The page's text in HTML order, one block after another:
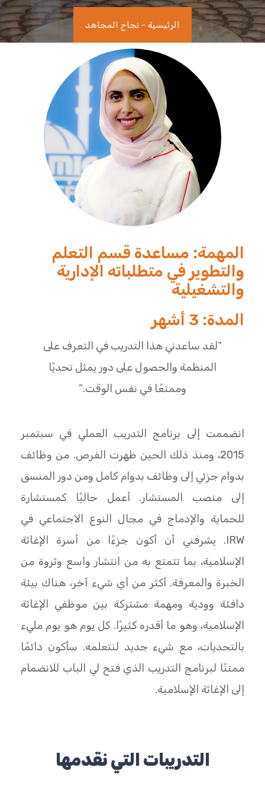
الرئيسية - نجاح المجاهد
المهمة: مساعدة قسم التعلم
والتطوير في متطلباته الإدارية
والتشغيلية
المدة: 3 أشهر
“لقد ساعدني هذا التدريب في التعرف على
المنظمة والحصول على دور يمثل تحديًا
وممتعًا في نفس الوقت.”
انضممت إلى برنامج التدريب العملي في سبتمبر
2015، ومنذ ذلك الحين ظهرت الفرص. من وظائف
بدوام جزئي إلى وظائف بدوام كامل ومن دور المنسق
إلى منصب المستشار. أعمل حاليًا كمستشارة
للحماية والإدماج في مجال النوع الاجتماعي في
IRW. يشرفني أن أكون جزءًا من أسرة الإغاثة
الإسلامية، بما تتمتع به من انتشار واسع وثروة من
الخبرة والمعرفة. أكثر من أي شيء آخر، هناك بيئة
دافئة وودية ومهمة مشتركة بين موظفي الإغاثة
الإسلامية، وهو ما أقدره كثيرًا. كل يوم هو يوم مليء
بالتحديات، مع شيء جديد لنتعلمه. سأكون دائمًا
ممتنًا لبرنامج التدريب الذي فتح لي الباب للانضمام
إلى الإغاثة الإسلامية.
التدريبات التي نقدمها